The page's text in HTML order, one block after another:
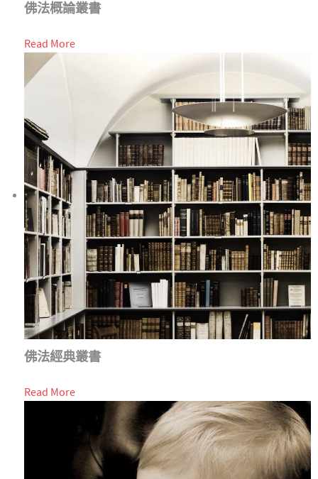
佛法概論叢書
Read More
佛法經典叢書
Read More